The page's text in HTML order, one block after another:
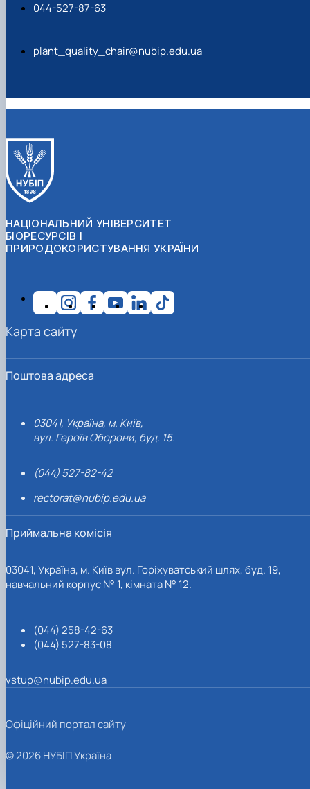
044-527-87-63
plant_quality_chair@nubip.edu.ua
НАЦІОНАЛЬНИЙ УНІВЕРСИТЕТ
БІОРЕСУРСІВ І
ПРИРОДОКОРИСТУВАННЯ УКРАЇНИ
Поштова адреса
03041, Україна, м. Київ,
вул. Героїв Оборони, буд. 15.
(044) 527-82-42
rectorat@nubip.edu.ua
Приймальна комісія
03041, Україна, м. Київ вул. Горіхуватський шлях, буд. 19,
навчальний корпус № 1, кімната № 12.
(044) 258-42-63
(044) 527-83-08
vstup@nubip.edu.ua
Карта сайту
Офіційний портал сайту
© 2026 НУБІП Україна